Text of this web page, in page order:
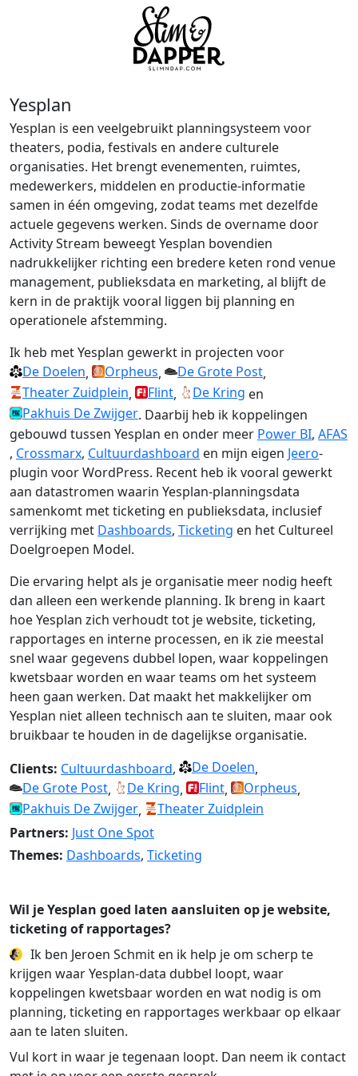
Yesplan
Yesplan is een veelgebruikt planningsysteem voor
theaters, podia, festivals en andere culturele
organisaties. Het brengt evenementen, ruimtes,
medewerkers, middelen en productie-informatie
samen in één omgeving, zodat teams met dezelfde
actuele gegevens werken. Sinds de overname door
Activity Stream beweegt Yesplan bovendien
nadrukkelijker richting een bredere keten rond venue
management, publieksdata en marketing, al blijft de
kern in de praktijk vooral liggen bij planning en
operationele afstemming.
Ik heb met Yesplan gewerkt in projecten voor
De Doelen, Orpheus, De Grote Post,
Theater Zuidplein, Flint, De Kring en
Pakhuis De Zwijger. Daarbij heb ik koppelingen
gebouwd tussen Yesplan en onder meer Power BI, AFAS
, Crossmarx, Cultuurdashboard en mijn eigen Jeero-
plugin voor WordPress. Recent heb ik vooral gewerkt
aan datastromen waarin Yesplan-planningsdata
samenkomt met ticketing en publieksdata, inclusief
verrijking met Dashboards, Ticketing en het Cultureel
Doelgroepen Model.
Die ervaring helpt als je organisatie meer nodig heeft
dan alleen een werkende planning. Ik breng in kaart
hoe Yesplan zich verhoudt tot je website, ticketing,
rapportages en interne processen, en ik zie meestal
snel waar gegevens dubbel lopen, waar koppelingen
kwetsbaar worden en waar teams om het systeem
heen gaan werken. Dat maakt het makkelijker om
Yesplan niet alleen technisch aan te sluiten, maar ook
bruikbaar te houden in de dagelijkse organisatie.
Clients: Cultuurdashboard, De Doelen,
De Grote Post, De Kring, Flint, Orpheus,
Pakhuis De Zwijger,
Theater Zuidplein
Partners: Just One Spot
Themes: Dashboards, Ticketing
Wil je Yesplan goed laten aansluiten op je website,
ticketing of rapportages?
Ik ben Jeroen Schmit en ik help je om scherp te
krijgen waar Yesplan-data dubbel loopt, waar
koppelingen kwetsbaar worden en wat nodig is om
planning, ticketing en rapportages werkbaar op elkaar
aan te laten sluiten.
Vul kort in waar je tegenaan loopt. Dan neem ik contact